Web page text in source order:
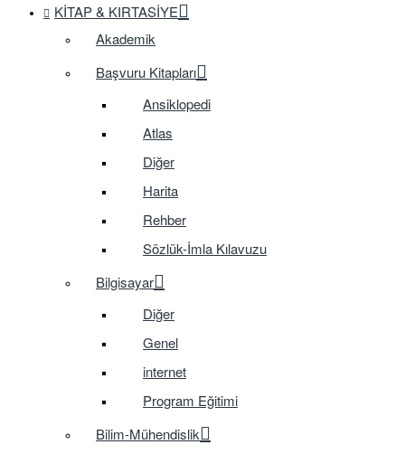
KITAP & KIRTASIYE
Akademik
Başvuru Kitapları
Ansiklopedi
Atlas
Diğer
Harita
Rehber
Sözlük-İmla Kılavuzu
Bilgisayar
Diğer
Genel
internet
Program Eğitimi
Bilim-Mühendislik